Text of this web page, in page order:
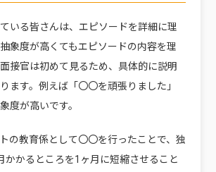
いる皆さんは、エピソードを詳細に理
象度が高くてもエピソードの内容を理
接官は初めて見るため、具体的に説明
ます。例えば「〇〇を頑張りました」
度が高いです。
の教育係として〇〇を行ったことで、独
かかるところを1ヶ月に短縮させること